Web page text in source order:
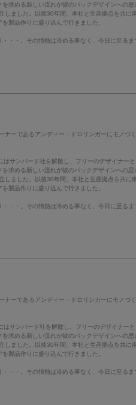
求める新しい流れが彼のパックデザインへの
ました。以後30年間、本社と生産拠点を共に
製品作りに盛り込んで行きました。
・・。その情熱は冷める事なく、今日に至る
ーであるアンディー・ドロリンガーにモノづ
サンバード社を解散し、フリーのデザイナー
求める新しい流れが彼のパックデザインへの
ました。以後30年間、本社と生産拠点を共に
製品作りに盛り込んで行きました。
・・。その情熱は冷める事なく、今日に至る
ーであるアンディー・ドロリンガーにモノづ
サンバード社を解散し、フリーのデザイナー
求める新しい流れが彼のパックデザインへの
ました。以後30年間、本社と生産拠点を共に
製品作りに盛り込んで行きました。
・・。その情熱は冷める事なく、今日に至る